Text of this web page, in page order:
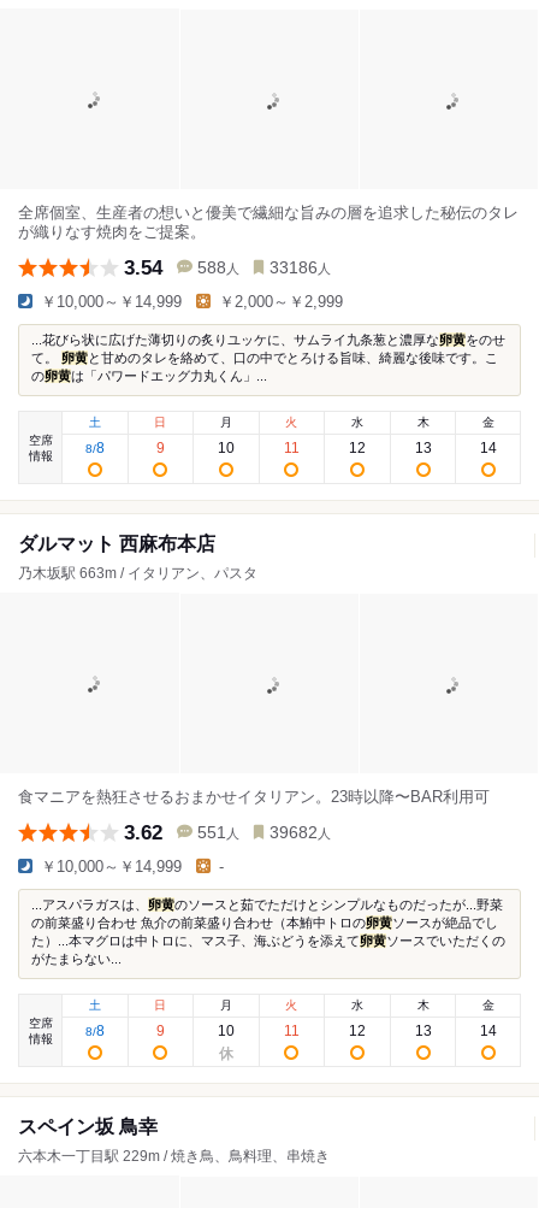
全席個室、生産者の想いと優美で繊細な旨みの層を追求した秘伝のタレ
が織りなす焼肉をご提案。
3.54 588 人 33186 人
￥10,000～￥14,999 ￥2,000～￥2,999
...花びら状に広げた薄切りの炙りユッケに、サムライ九条葱と濃厚な卵黄をのせ
て。 卵黄と甘めのタレを絡めて、口の中でとろける旨味、綺麗な後味です。こ
の卵黄は「パワードエッグ力丸くん」...
空席
情報
土
8/8
日
9
月
10
火
11
水
12
木
13
金
14
ダルマット 西麻布本店
乃木坂駅 663m / イタリアン、パスタ
食マニアを熱狂させるおまかせイタリアン。23時以降〜BAR利用可
3.62 551 人 39682 人
￥10,000～￥14,999 -
...アスパラガスは、 卵黄のソースと茹でただけとシンプルなものだったが...野菜
の前菜盛り合わせ 魚介の前菜盛り合わせ（本鮪中トロの卵黄ソースが絶品でし
た）...本マグロは中トロに、マス子、海ぶどうを添えて卵黄ソースでいただくの
がたまらない...
空席
情報
土
8/8
日
9
月
10
火
11
水
12
木
13
金
14
スペイン坂 鳥幸
六本木一丁目駅 229m / 焼き鳥、鳥料理、串焼き